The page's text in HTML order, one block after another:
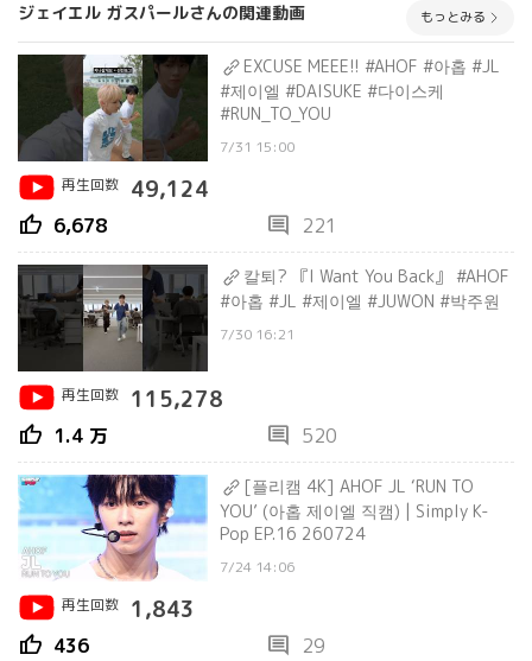
ジェイエル ガスパールさんの関連動画 もっとみる
EXCUSE MEEE!! #AHOF #아홉 #JL
#제이엘 #DAISUKE #다이스케
#RUN_TO_YOU
7/31 15:00
再生回数
49,124
thumb_up 6,678 comment 221
칼퇴? 『I Want You Back』 #AHOF
#아홉 #JL #제이엘 #JUWON #박주원
7/30 16:21
再生回数 115,278
thumb_up 1.4 万 comment 520
[플리캠 4K] AHOF JL ‘RUN TO
YOU’ (아홉 제이엘 직캠) | Simply K-
Pop EP.16 260724
7/24 14:06
再生回数
1,843
thumb_up 436 comment 29